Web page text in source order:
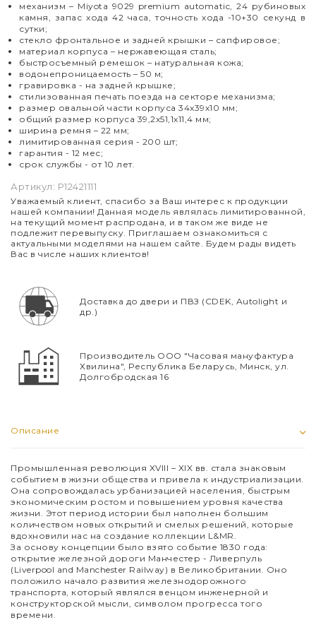
механизм – Miyota 9029 premium automatic, 24 рубиновых
камня, запас хода 42 часа, точность хода -10+30 секунд в
сутки;
стекло фронтальное и задней крышки – сапфировое;
материал корпуса – нержавеющая сталь;
быстросъемный ремешок – натуральная кожа;
водонепроницаемость – 50 м;
гравировка - на задней крышке;
стилизованная печать поезда на секторе механизма;
размер овальной части корпуса 34х39х10 мм;
общий размер корпуса 39,2х51,1х11,4 мм;
ширина ремня – 22 мм;
лимитированная серия - 200 шт;
гарантия - 12 мес;
срок службы - от 10 лет.
Артикул: P12421111
Уважаемый клиент, спасибо за Ваш интерес к продукции
нашей компании! Данная модель являлась лимитированной,
на текущий момент распродана, и в таком же виде не
подлежит перевыпуску. Приглашаем ознакомиться с
актуальными моделями на нашем сайте. Будем рады видеть
Вас в числе наших клиентов!
Доставка до двери и ПВЗ (CDEK, Autolight и
др.)
Производитель ООО "Часовая мануфактура
Хвилина", Республика Беларусь, Минск, ул.
Долгобродская 16
Описание
Промышленная революция XVIII – XIX вв. стала знаковым
событием в жизни общества и привела к индустриализации.
Она сопровождалась урбанизацией населения, быстрым
экономическим ростом и повышением уровня качества
жизни. Этот период истории был наполнен большим
количеством новых открытий и смелых решений, которые
вдохновили нас на создание коллекции L&MR.
За основу концепции было взято событие 1830 года:
открытие железной дороги Манчестер - Ливерпуль
(Liverpool and Manchester Railway) в Великобритании. Оно
положило начало развития железнодорожного
транспорта, который являлся венцом инженерной и
конструкторской мысли, символом прогресса того
времени.